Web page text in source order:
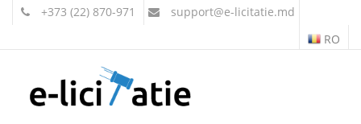
+373 (22) 870-971 support@e-licitatie.md
RO